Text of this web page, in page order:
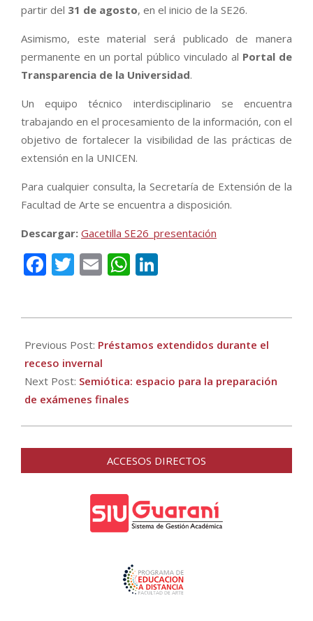
partir del 31 de agosto, en el inicio de la SE26.
Asimismo, este material será publicado de manera
permanente en un portal público vinculado al Portal de
Transparencia de la Universidad.
Un equipo técnico interdisciplinario se encuentra
trabajando en el procesamiento de la información, con el
objetivo de fortalecer la visibilidad de las prácticas de
extensión en la UNICEN.
Para cualquier consulta, la Secretaría de Extensión de la
Facultad de Arte se encuentra a disposición.
Descargar: Gacetilla SE26_presentación
Facebook
Twitter
EmailWhatsApp
07-
06
Previous Post: Préstamos extendidos durante el
receso invernal
Next Post: Semiótica: espacio para la preparación
de exámenes finales
ACCESOS DIRECTOS